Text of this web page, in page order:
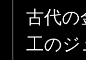
古代の
工のジ